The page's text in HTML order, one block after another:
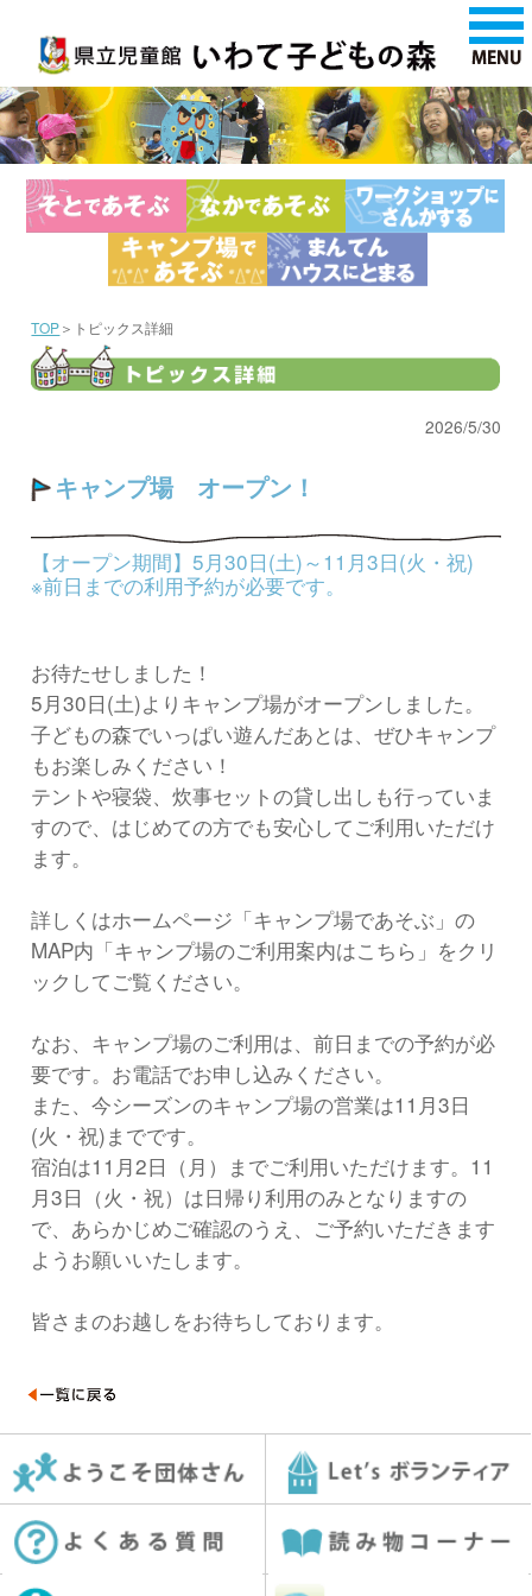
TOP＞トピックス詳細
2026/5/30
キャンプ場 オープン！
【オープン期間】5月30日(土)～11月3日(火・祝)
※前日までの利用予約が必要です。
お待たせしました！
5月30日(土)よりキャンプ場がオープンしました。
子どもの森でいっぱい遊んだあとは、ぜひキャンプ
もお楽しみください！
テントや寝袋、炊事セットの貸し出しも行っていま
すので、はじめての方でも安心してご利用いただけ
ます。
詳しくはホームページ「キャンプ場であそぶ」の
MAP内「キャンプ場のご利用案内はこちら」をクリ
ックしてご覧ください。
なお、キャンプ場のご利用は、前日までの予約が必
要です。お電話でお申し込みください。
また、今シーズンのキャンプ場の営業は11月3日
(火・祝)までです。
宿泊は11月2日（月）までご利用いただけます。11
月3日（火・祝）は日帰り利用のみとなりますの
で、あらかじめご確認のうえ、ご予約いただきます
ようお願いいたします。
皆さまのお越しをお待ちしております。